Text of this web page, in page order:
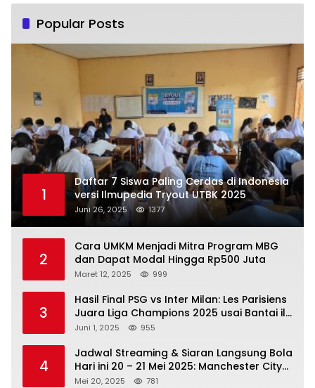
Popular Posts
1
Daftar 7 Siswa Paling Cerdas di Indonesia
versi Ilmupedia Tryout UTBK 2025
Juni 26, 2025 1377
2
Cara UMKM Menjadi Mitra Program MBG
dan Dapat Modal Hingga Rp500 Juta
Maret 12, 2025 999
3
Hasil Final PSG vs Inter Milan: Les Parisiens
Juara Liga Champions 2025 usai Bantai il
Nerazzurri
Juni 1, 2025 955
4
Jadwal Streaming & Siaran Langsung Bola
Hari ini 20 – 21 Mei 2025: Manchester City
vs Bournemouth
Mei 20, 2025 781